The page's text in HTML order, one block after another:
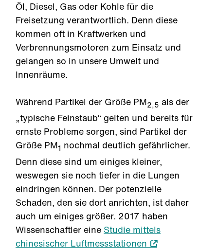
Öl, Diesel, Gas oder Kohle für die
Freisetzung verantwortlich. Denn diese
kommen oft in Kraftwerken und
Verbrennungsmotoren zum Einsatz und
gelangen so in unsere Umwelt und
Innenräume.
Während Partikel der Größe PM2,5 als der
„typische Feinstaub“ gelten und bereits für
ernste Probleme sorgen, sind Partikel der
Größe PM1 nochmal deutlich gefährlicher.
Denn diese sind um einiges kleiner,
weswegen sie noch tiefer in die Lungen
eindringen können. Der potenzielle
Schaden, den sie dort anrichten, ist daher
auch um einiges größer. 2017 haben
Wissenschaftler eine Studie mittels
chinesischer Luftmessstationen